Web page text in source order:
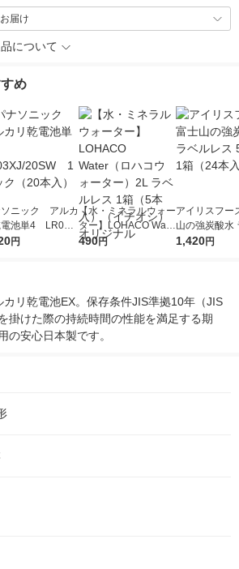
届け
について
め
ソニック アルカ
電池単4 LR03X
1パック（2
円
【水・ミネラルウォー
ター】LOHACO Wate
r（ロハコウォータ
490円
アイリスフー
山の強炭酸水
レス 500ml 1
1,420円
リ乾電池EX。保存条件JIS準拠10年（JIS
掛けた際の持続時間の性能を満足する期
の安心日本製です。